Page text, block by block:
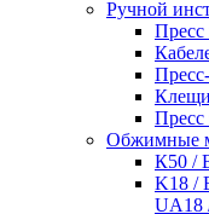
Ручной
Клещи
Пресс
Обжимные
К50 /
K18 /
UA18